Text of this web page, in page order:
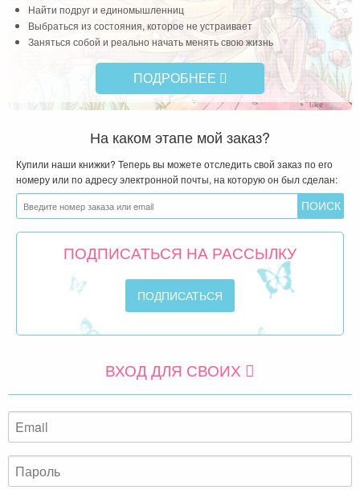
Найти подруг и единомышленниц
Выбраться из состояния, которое не устраивает
Заняться собой и реально начать менять свою жизнь
ПОДРОБНЕЕ
На каком этапе мой заказ?
Купили наши книжки? Теперь вы можете отследить свой заказ по его
номеру или по адресу электронной почты, на которую он был сделан:
ПОДПИСАТЬСЯ НА РАССЫЛКУ
ВХОД ДЛЯ СВОИХ